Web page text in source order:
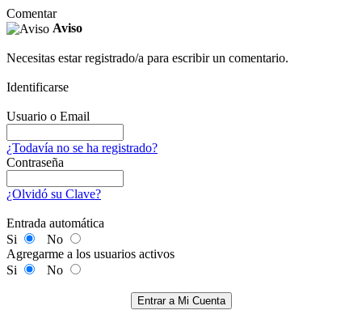
Comentar
Aviso
Necesitas estar registrado/a para escribir un comentario.
Identificarse
Usuario o Email
¿Todavía no se ha registrado?
Contraseña
¿Olvidó su Clave?
Entrada automática
Si
No
Agregarme a los usuarios activos
Si
No
Entrar a Mi Cuenta